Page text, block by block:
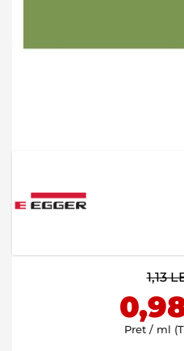
beginning
images
1,13
Pret / ml